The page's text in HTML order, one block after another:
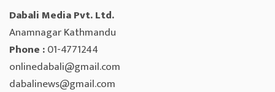
Dabali Media Pvt. Ltd.
Anamnagar Kathmandu
Phone :01-4771244
onlinedabali@gmail.com
dabalinews@gmail.com